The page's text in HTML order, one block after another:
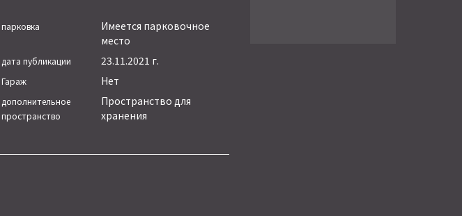
парковка
Имеется парковочное
место
дата публикации 23.11.2021 г.
Гараж Нет
дополнительное
пространство
Пространство для
хранения